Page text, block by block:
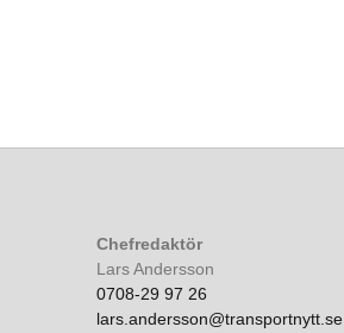
Chefredaktör
Lars Andersson
0708-29 97 26
lars.andersson@transportnytt.se